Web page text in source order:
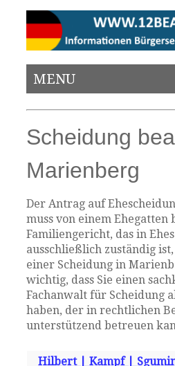
MENU
Scheidung
Marienberg
Der Antrag auf
muss von einem Ehegatten
Familiengericht, das in
ausschließlich zuständig
einer Scheidung in
wichtig, dass Sie einen
Fachanwalt für Scheidung
haben, der in rechtlichen
unterstützend betreuen
Hilbert | Kampf |